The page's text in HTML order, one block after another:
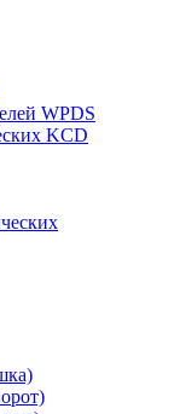
WPDS
KCD